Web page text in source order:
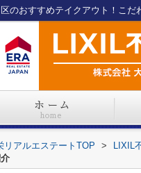
のおすすめテイクアウト！こ
リアルエステートTOP > LIXIL